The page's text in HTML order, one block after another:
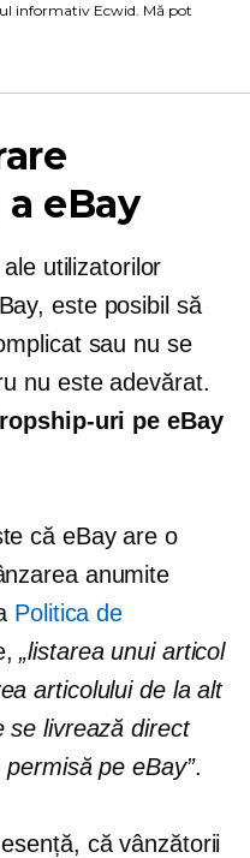
informativ Ecwid. Mă pot
eBay
utilizatorilor
este posibil să
sau nu se
nu este adevărat.
uri pe eBay
că eBay are o
anumite
Politica de
„listarea unui articol
articolului de la alt
se livrează direct
pe eBay”.
că vânzătorii